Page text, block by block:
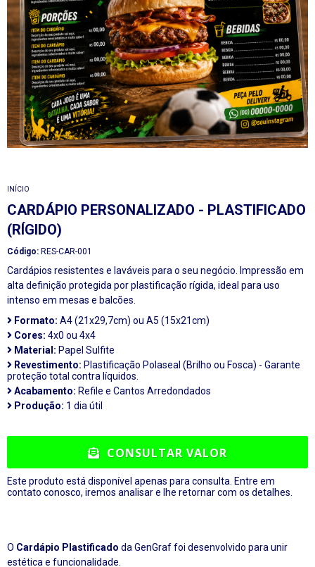
INÍCIO
CARDÁPIO PERSONALIZADO - PLASTIFICADO
(RÍGIDO)
Código: RES-CAR-001
Cardápios resistentes e laváveis para o seu negócio. Impressão em
alta definição protegida por plastificação rígida, ideal para uso
intenso em mesas e balcões.
Formato: A4 (21x29,7cm) ou A5 (15x21cm)
Cores: 4x0 ou 4x4
Material: Papel Sulfite
Revestimento: Plastificação Polaseal (Brilho ou Fosca) - Garante
proteção total contra líquidos.
Acabamento: Refile e Cantos Arredondados
Produção: 1 dia útil
CONSULTAR VALOR
Este produto está disponível apenas para consulta. Entre em
contato conosco, iremos analisar e lhe retornar com os detalhes.
O Cardápio Plastificado da GenGraf foi desenvolvido para unir
estética e funcionalidade.